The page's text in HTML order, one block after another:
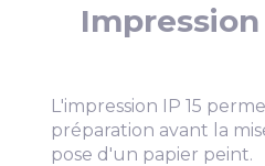
L'impression IP 15
préparation avant la
pose d'un papier peint.